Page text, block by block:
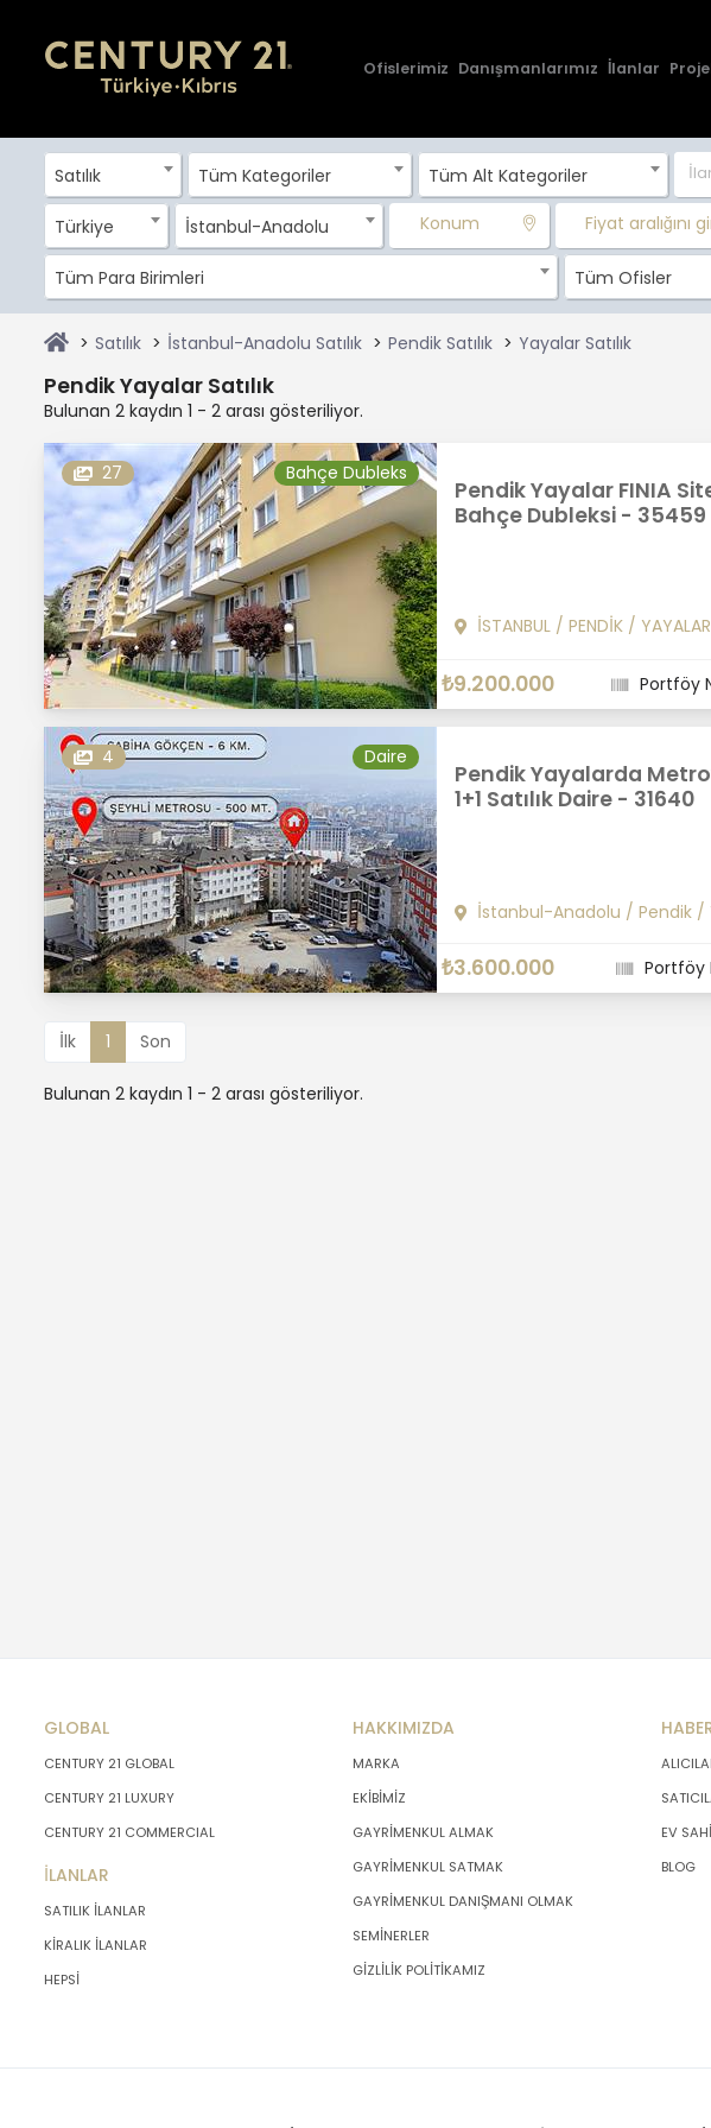
Ofislerimiz Danışmanlarımız İlanlar
Satılık Tüm Kategoriler Tüm Alt Kategoriler
Türkiye İstanbul-Anadolu Konum Fiyat aralığını
Tüm Para Birimleri Tüm Ofisler
Satılık İstanbul-Anadolu Satılık Pendik Satılık Yayalar Satılık
Pendik Yayalar Satılık
Bulunan 2 kaydın 1 - 2 arası gösteriliyor.
27 Bahçe Dubleks
Pendik Yayalar FINIA
Bahçe Dubleksi - 35459
İSTANBUL/ PENDİK/ YAYALAR
₺9.200.000 Portföy
4 Daire
Pendik Yayalarda
1+1 Satılık Daire - 31640
İstanbul-Anadolu / Pendik/
₺3.600.000 Portföy
İlk 1 Son
Bulunan 2 kaydın 1 - 2 arası gösteriliyor.
GLOBAL
CENTURY 21 GLOBAL
CENTURY 21 LUXURY
CENTURY 21 COMMERCIAL
İLANLAR
SATILIK İLANLAR
KİRALIK İLANLAR
HEPSİ
HAKKIMIZDA
MARKA
EKİBİMİZ
GAYRİMENKUL ALMAK
GAYRİMENKUL SATMAK
GAYRİMENKUL DANIŞMANI OLMAK
SEMİNERLER
GİZLİLİK POLİTİKAMIZ
EV
BLOG